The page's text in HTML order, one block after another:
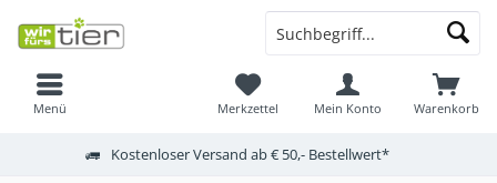
Menü Warenkorb
Merkzettel Mein Konto
Kostenloser Versand ab € 50,- Bestellwert*